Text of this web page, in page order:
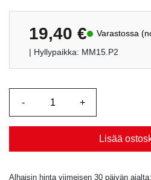
perustuen
asiakkaan
19,40 € Varastossa
| Hyllypaikka: MM15.P2
Lisää
Alhaisin hinta viimeisen 30 päivän ajalta: